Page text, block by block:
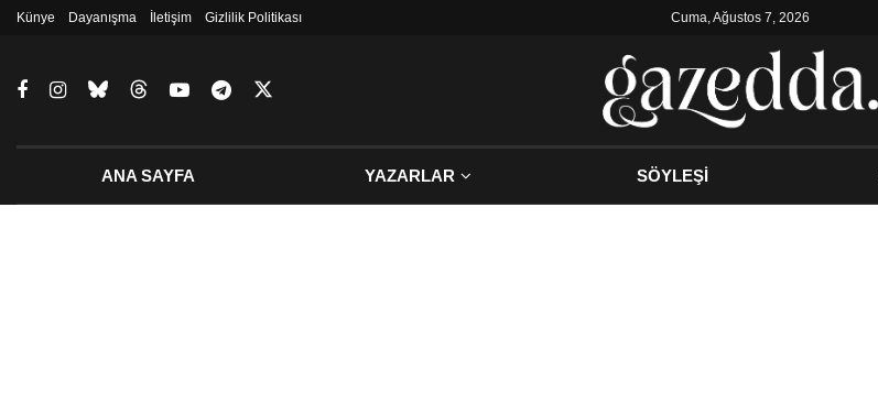
Künye Dayanışma İletişim Gizlilik Politikası Cuma, Ağustos 7, 2026
ANA SAYFA YAZARLAR SÖYLEŞİ